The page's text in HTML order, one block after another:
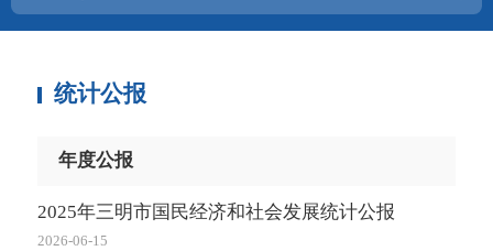
统计公报
年度公报
2025年三明市国民经济和社会发展统计公报
2026-06-15